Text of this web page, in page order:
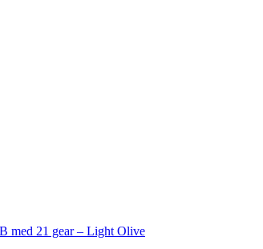
med 21 gear – Light Olive